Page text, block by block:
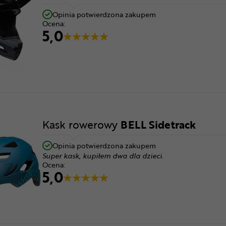
Opinia potwierdzona zakupem
Ocena:
5,0
Kask rowerowy BELL Sidetrack
Opinia potwierdzona zakupem
Super kask, kupiłem dwa dla dzieci.
Ocena:
5,0